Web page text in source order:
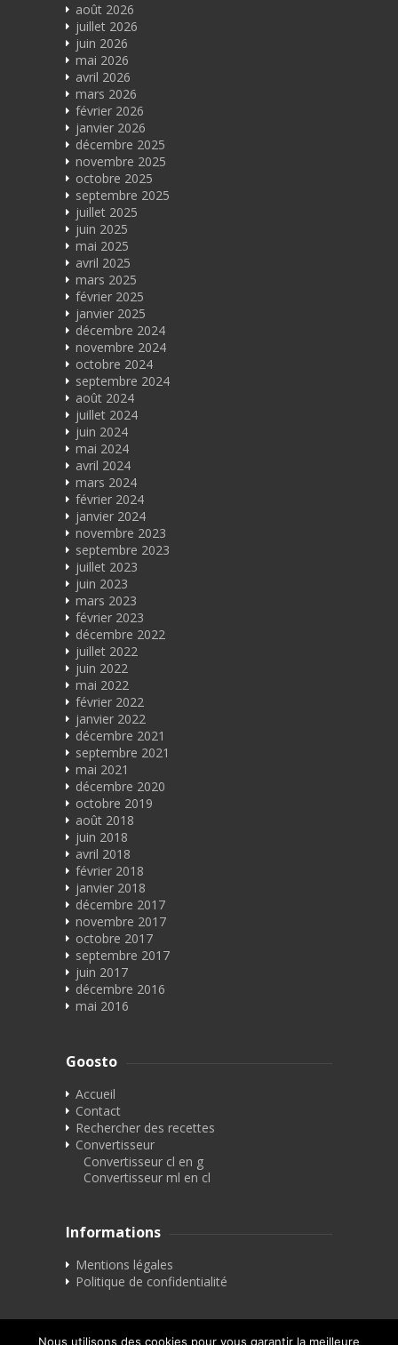
août 2026
juillet 2026
juin 2026
mai 2026
avril 2026
mars 2026
février 2026
janvier 2026
décembre 2025
novembre 2025
octobre 2025
septembre 2025
juillet 2025
juin 2025
mai 2025
avril 2025
mars 2025
février 2025
janvier 2025
décembre 2024
novembre 2024
octobre 2024
septembre 2024
août 2024
juillet 2024
juin 2024
mai 2024
avril 2024
mars 2024
février 2024
janvier 2024
novembre 2023
septembre 2023
juillet 2023
juin 2023
mars 2023
février 2023
décembre 2022
juillet 2022
juin 2022
mai 2022
février 2022
janvier 2022
décembre 2021
septembre 2021
mai 2021
décembre 2020
octobre 2019
août 2018
juin 2018
avril 2018
février 2018
janvier 2018
décembre 2017
novembre 2017
octobre 2017
septembre 2017
juin 2017
décembre 2016
mai 2016
Goosto
Accueil
Contact
Rechercher des recettes
Convertisseur
Convertisseur cl en g
Convertisseur ml en cl
Informations
Mentions légales
Politique de confidentialité
Nous utilisons des cookies pour vous garantir la meilleure